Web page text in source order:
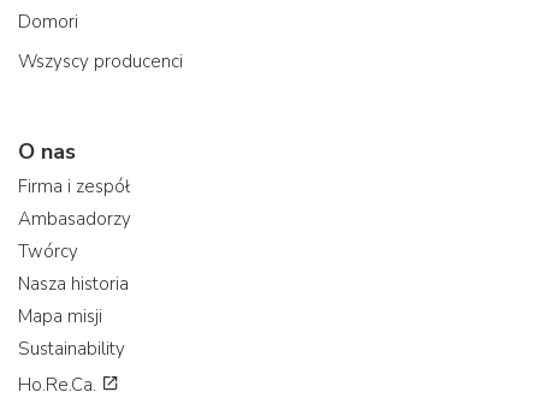
Domori
Wszyscy producenci
O nas
Firma i zespół
Ambasadorzy
Twórcy
Nasza historia
Mapa misji
Sustainability
Ho.Re.Ca.